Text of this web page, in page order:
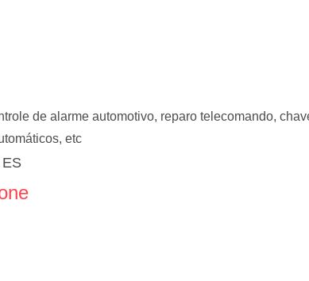
de alarme automotivo, reparo telecomando,
etc